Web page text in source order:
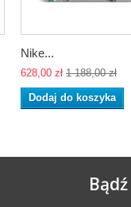
Nike...
628,00 zł 1 188,00 zł
Dodaj do koszyka